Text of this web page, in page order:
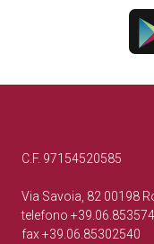
C.F. 97154520585
Via Savoia, 82 00198
telefono
fax +39.06.85302540